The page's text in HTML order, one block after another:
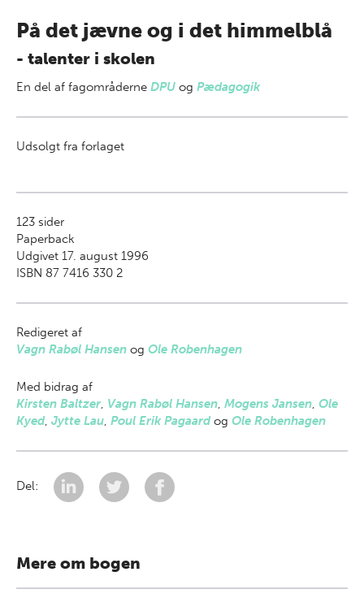
På det jævne og i det himmelblå
- talenter i skolen
En del af fagområderne DPU og Pædagogik
Udsolgt fra forlaget
123 sider
Paperback
Udgivet 17. august 1996
ISBN 87 7416 330 2
Redigeret af
Vagn Rabøl Hansen og Ole Robenhagen
Med bidrag af
Kirsten Baltzer, Vagn Rabøl Hansen, Mogens Jansen, Ole
Kyed, Jytte Lau, Poul Erik Pagaardog Ole Robenhagen
Del:
Mere om bogen